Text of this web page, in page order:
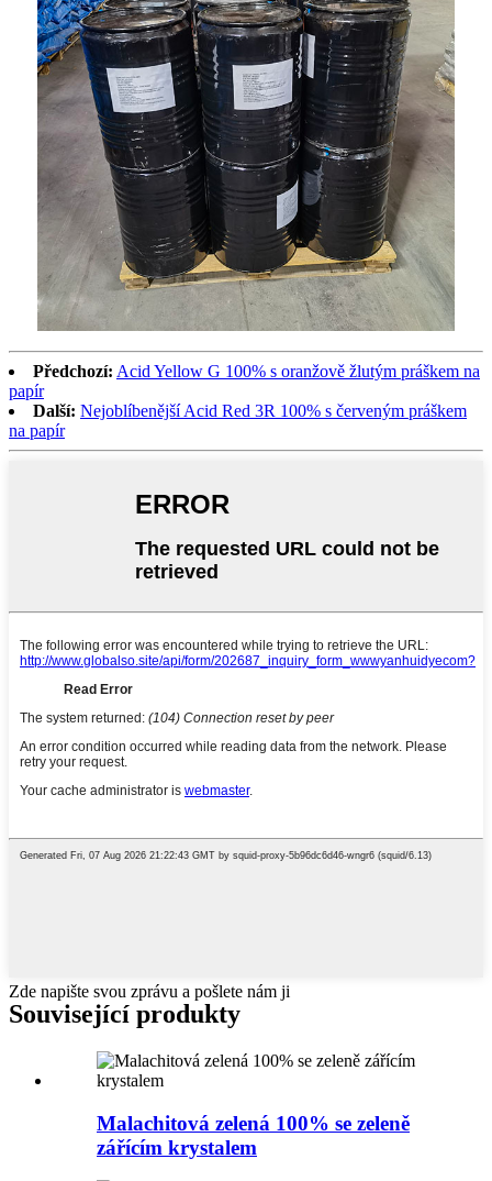
Předchozí: Acid Yellow G 100% s oranžově žlutým práškem na
papír
Další: Nejoblíbenější Acid Red 3R 100% s červeným práškem
na papír
Zde napište svou zprávu a pošlete nám ji
Související produkty
Malachitová zelená 100% se zeleně
zářícím krystalem